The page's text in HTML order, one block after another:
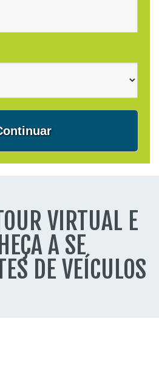
VIRTUAL E
A SE
DE VEÍCULOS